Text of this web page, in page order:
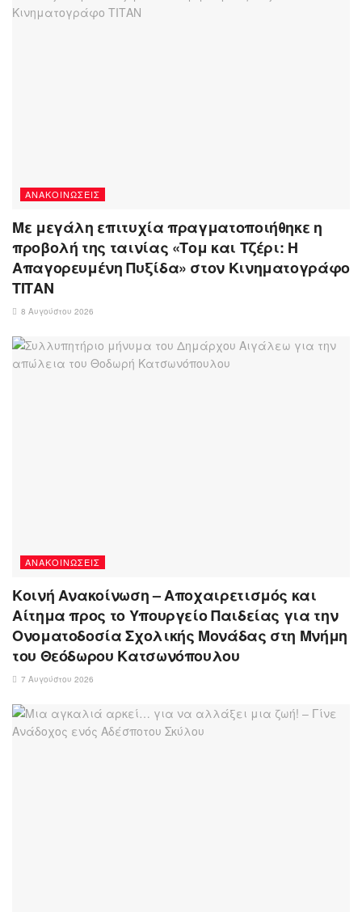
ΑΝΑΚΟΙΝΏΣΕΙΣ
Με μεγάλη επιτυχία πραγματοποιήθηκε η
προβολή της ταινίας «Τομ και Τζέρι: Η
Απαγορευμένη Πυξίδα» στον Κινηματογράφο
ΤΙΤΑΝ
8 Αυγούστου 2026
ΑΝΑΚΟΙΝΏΣΕΙΣ
Κοινή Ανακοίνωση – Αποχαιρετισμός και
Αίτημα προς το Υπουργείο Παιδείας για την
Ονοματοδοσία Σχολικής Μονάδας στη Μνήμη
του Θεόδωρου Κατσωνόπουλου
7 Αυγούστου 2026